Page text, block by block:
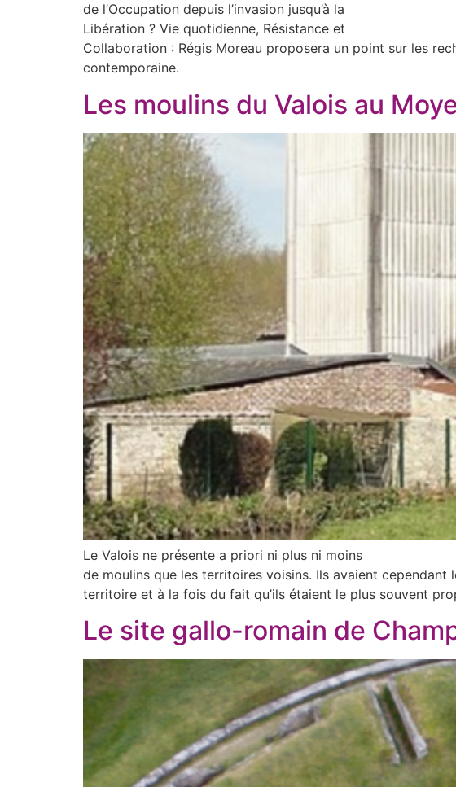
de l’Occupation depuis l’invasion jusqu’à la
Libération ? Vie quotidienne, Résistance et
Collaboration : Régis Moreau proposera un point sur les
contemporaine.
Les moulins du Valois au
Le Valois ne présente a priori ni plus ni moins
de moulins que les territoires voisins. Ils avaient cependant
territoire et à la fois du fait qu’ils étaient le plus souvent
Le site gallo-romain de